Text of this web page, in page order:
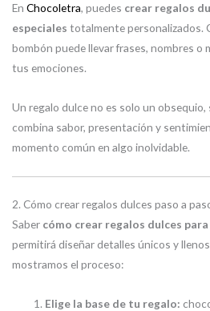
En Chocoletra, puedes crear regalos
especiales totalmente personalizados.
bombón puede llevar frases, nombres o
tus emociones.
Un regalo dulce no es solo un obsequio,
combina sabor, presentación y
momento común en algo inolvidable.
2. Cómo crear regalos dulces paso a
Saber cómo crear regalos dulces
permitirá diseñar detalles únicos y
mostramos el proceso:
Elige la base de tu regalo: